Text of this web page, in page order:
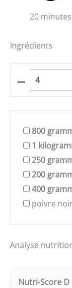
20 minutes
Ingrédients
–
800
1
250
200
400
poivre
Analyse
Nutri-Score D